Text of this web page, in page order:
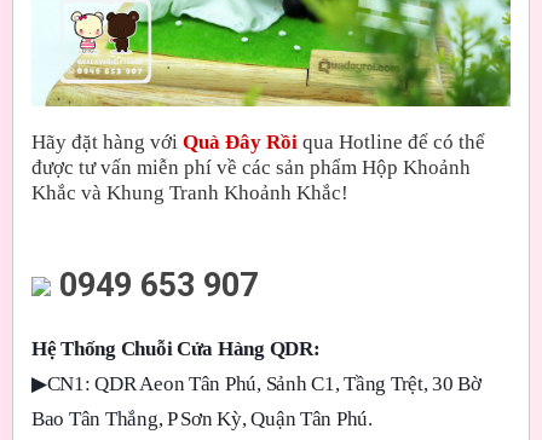
Hãy đặt hàng với Quà Đây Rồi qua Hotline để có thể
được tư vấn miễn phí về các sản phẩm Hộp Khoảnh
Khắc và Khung Tranh Khoảnh Khắc!
0949 653 907
Hệ Thống Chuỗi Cửa Hàng QDR:
▶CN1: QDR Aeon Tân Phú, Sảnh C1, Tầng Trệt, 30 Bờ
Bao Tân Thắng, P Sơn Kỳ, Quận Tân Phú.